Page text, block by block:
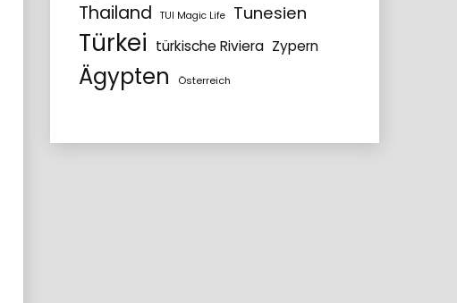
Thailand TUI Magic Life Tunesien
Türkei türkische Riviera Zypern
Ägypten Österreich